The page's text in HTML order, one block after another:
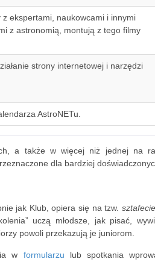
z ekspertami, naukowcami i innymi
z astronomią, montują z tego filmy
strony internetowej i narzędzi
AstroNETu.
a także w więcej niż jednej na
dla bardziej
jak Klub, opiera się na tzw.
uczą młodsze, jak pisać,
powoli przekazują je juniorom.
w formularzu lub spotkania